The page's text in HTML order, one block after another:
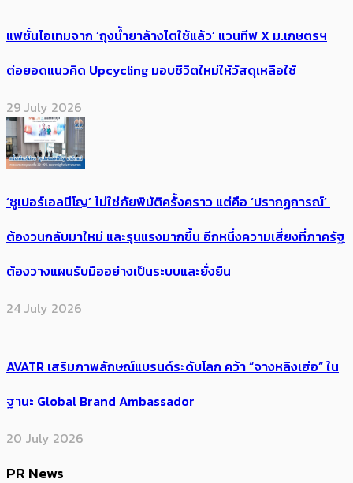
แฟชั่นไอเทมจาก ‘ถุงน้ำยาล้างไตใช้แล้ว’ แวนทีฟ X ม.เกษตรฯ
ต่อยอดแนวคิด Upcycling มอบชีวิตใหม่ให้วัสดุเหลือใช้
29 July 2026
‘ซูเปอร์เอลนีโญ’ ไม่ใช่ภัยพิบัติครั้งคราว แต่คือ ‘ปรากฏการณ์’ ​
ต้อง​วนกลับมาใหม่ และรุนแรงมากขึ้น อีกหนึ่งความเสี่ยงที่ภาครัฐ
ต้องวางแผนรับมืออย่างเป็นระบบและยั่งยืน
24 July 2026
AVATR เสริมภาพลักษณ์แบรนด์ระดับโลก คว้า “จางหลิงเฮ่อ” ใน
ฐานะ Global Brand Ambassador
20 July 2026
PR News